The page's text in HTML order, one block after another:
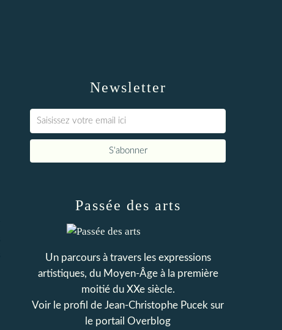
Newsletter
Passée des arts
Un parcours à travers les expressions
artistiques, du Moyen-Âge à la première
moitié du XXe siècle.
Voir le profil de Jean-Christophe Pucek sur
le portail Overblog